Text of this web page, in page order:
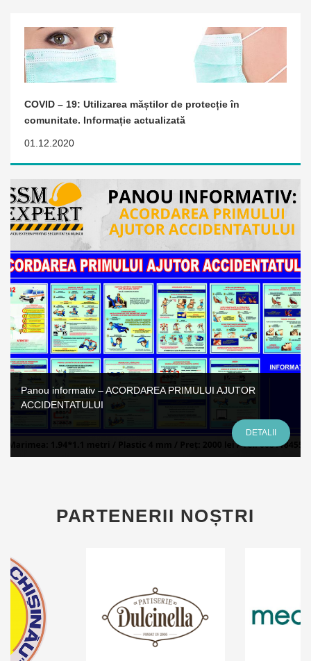
COVID – 19: Utilizarea măștilor de protecție în
comunitate. Informație actualizată
01.12.2020
Panou informativ – ACORDAREA PRIMULUI AJUTOR
ACCIDENTATULUI
DETALII
PARTENERII NOȘTRI